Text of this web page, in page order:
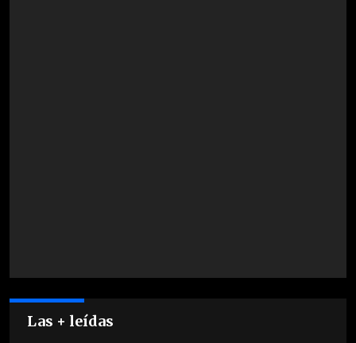
Las + leídas